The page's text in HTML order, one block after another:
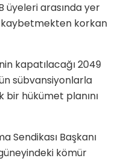
üyeleri arasında yer
kaybetmekten korkan
kapatılacağı 2049
sübvansiyonlarla
bir hükümet planını
Sendikası Başkanı
kömür